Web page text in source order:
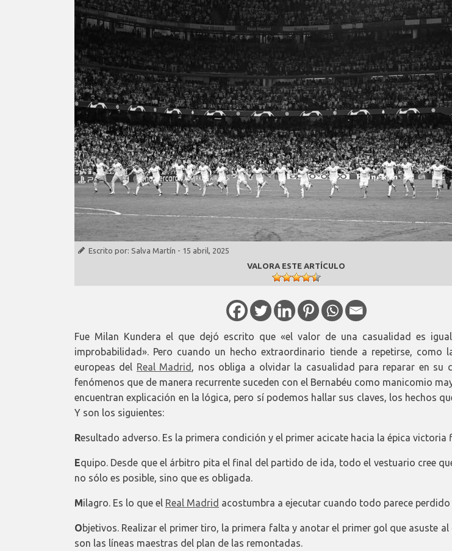
Escrito por: Salva Martín - 15 abril, 2025
VALORA ESTE ARTÍCULO
Fue Milan Kundera el que dejó escrito que «el valor de una casualidad es
improbabilidad». Pero cuando un hecho extraordinario tiende a repetirse, como
europeas del Real Madrid
, nos obliga a olvidar la casualidad para reparar en su
fenómenos que de manera recurrente suceden con el Bernabéu como manicomio
encuentran explicación en la lógica, pero sí podemos hallar sus claves, los hechos
Y son los siguientes:
Resultado adverso. Es la primera condición y el primer acicate hacia la épica victoria
Equipo. Desde que el árbitro pita el final del partido de ida, todo el vestuario cree
no sólo es posible, sino que es obligada.
Milagro. Es lo que el Real Madrid acostumbra a ejecutar cuando todo parece perdido
Objetivos. Realizar el primer tiro, la primera falta y anotar el primer gol que asuste al
son las líneas maestras del plan de las remontadas.